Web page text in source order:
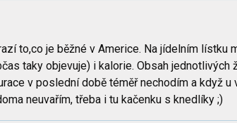
to,co je běžné v Americe. Na jídelním lístku
taky objevuje) i kalorie. Obsah jednotlivých
v poslední době téměř nechodím a když u
neuvařím, třeba i tu kačenku s knedlíky ;)